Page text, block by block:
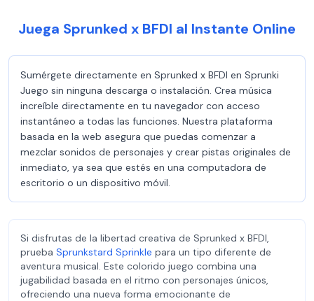
Juega Sprunked x BFDI al Instante Online
Sumérgete directamente en Sprunked x BFDI en Sprunki
Juego sin ninguna descarga o instalación. Crea música
increíble directamente en tu navegador con acceso
instantáneo a todas las funciones. Nuestra plataforma
basada en la web asegura que puedas comenzar a
mezclar sonidos de personajes y crear pistas originales de
inmediato, ya sea que estés en una computadora de
escritorio o un dispositivo móvil.
Si disfrutas de la libertad creativa de Sprunked x BFDI,
prueba Sprunkstard Sprinkle para un tipo diferente de
aventura musical. Este colorido juego combina una
jugabilidad basada en el ritmo con personajes únicos,
ofreciendo una nueva forma emocionante de